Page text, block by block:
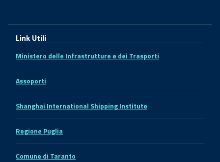
Link Utili
Ministero delle Infrastrutture e dei Trasporti
Assoporti
Shanghai International Shipping Institute
Regione Puglia
Comune di Taranto